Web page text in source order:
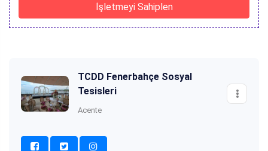
İşletmeyi Sahiplen
TCDD Fenerbahçe Sosyal
Tesisleri
Acente